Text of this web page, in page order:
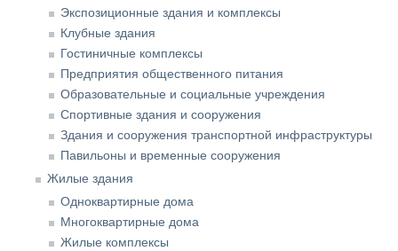
Экспозиционные здания и комплексы
Клубные здания
Гостиничные комплексы
Предприятия общественного питания
Образовательные и социальные учреждения
Спортивные здания и сооружения
Здания и сооружения транспортной инфраструктуры
Павильоны и временные сооружения
Жилые здания
Одноквартирные дома
Многоквартирные дома
Жилые комплексы